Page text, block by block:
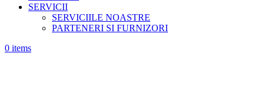
SERVICII
SERVICIILE NOASTRE
PARTENERI SI FURNIZORI
0 items